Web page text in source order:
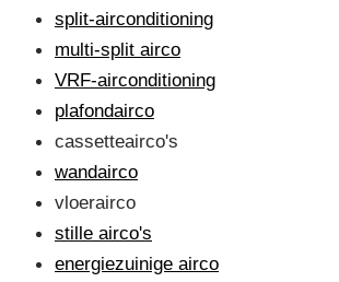
split-airconditioning
multi-split airco
VRF-airconditioning
plafondairco
cassetteairco's
wandairco
vloerairco
stille airco's
energiezuinige airco